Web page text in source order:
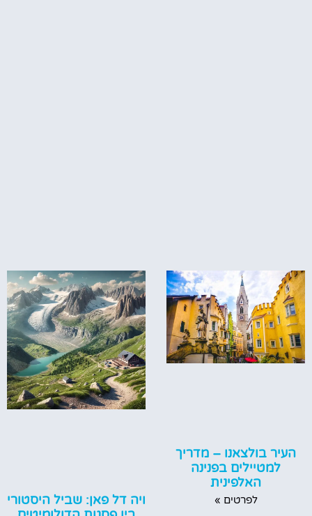
העיר בולצאנו – מדריך
למטיילים בפנינה
האלפינית
לפרטים »
ויה דל פאן: שביל היסטורי